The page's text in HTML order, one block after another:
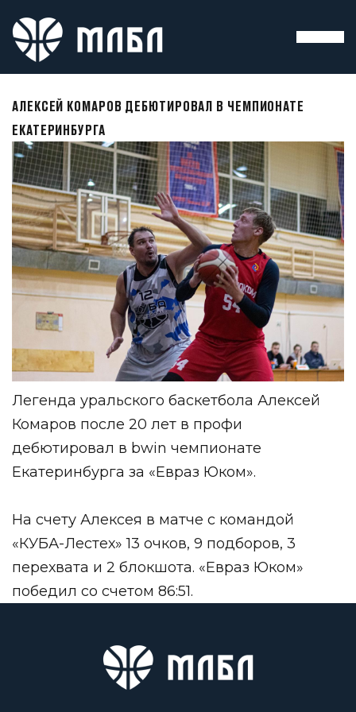
АЛЕКСЕЙ КОМАРОВ ДЕБЮТИРОВАЛ В ЧЕМПИОНАТЕ
ЕКАТЕРИНБУРГА
Легенда уральского баскетбола Алексей
Комаров после 20 лет в профи
дебютировал в bwin чемпионате
Екатеринбурга за «Евраз Юком».
На счету Алексея в матче с командой
«КУБА-Лестех» 13 очков, 9 подборов, 3
перехвата и 2 блокшота. «Евраз Юком»
победил со счетом 86:51.